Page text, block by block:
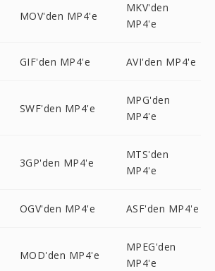
MOV'den MP4'e
MKV'den
MP4'e
GIF'den MP4'e AVI'den MP4'e
SWF'den MP4'e
MPG'den
MP4'e
3GP'den MP4'e
MTS'den
MP4'e
OGV'den MP4'e ASF'den MP4'e
MOD'den MP4'e
MPEG'den
MP4'e